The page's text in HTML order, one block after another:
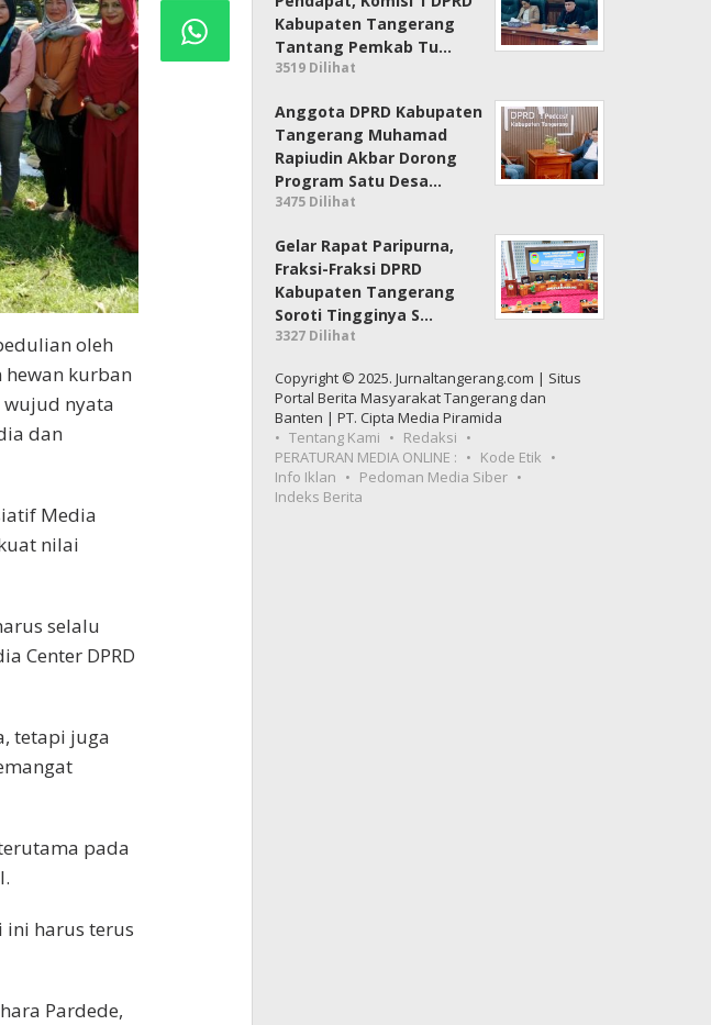
oleh
hewan kurban
nyata
dan
Media
nilai
selalu
Center DPRD
tetapi juga
pada
ini harus terus
Pardede,
Kabupaten Tangerang
Tantang Pemkab Tu…
3519 Dilihat
Anggota DPRD Kabupaten
Tangerang Muhamad
Rapiudin Akbar Dorong
Program Satu Desa…
3475 Dilihat
Gelar Rapat Paripurna,
Fraksi-Fraksi DPRD
Kabupaten Tangerang
Soroti Tingginya S…
3327 Dilihat
Copyright © 2025. Jurnaltangerang.com | Situs
Portal Berita Masyarakat Tangerang dan
Banten | PT. Cipta Media Piramida
Tentang Kami
Redaksi
PERATURAN MEDIA ONLINE :
Kode Etik
Info Iklan
Pedoman Media Siber
Indeks Berita